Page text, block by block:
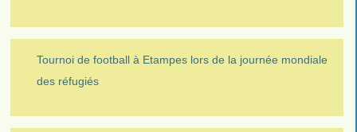
Tournoi de football à Etampes lors de la journée mondiale
des réfugiés